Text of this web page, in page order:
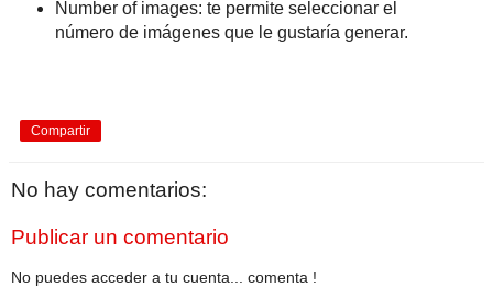
Number of images: te permite seleccionar el
número de imágenes que le gustaría generar.
Compartir
No hay comentarios:
Publicar un comentario
No puedes acceder a tu cuenta... comenta !